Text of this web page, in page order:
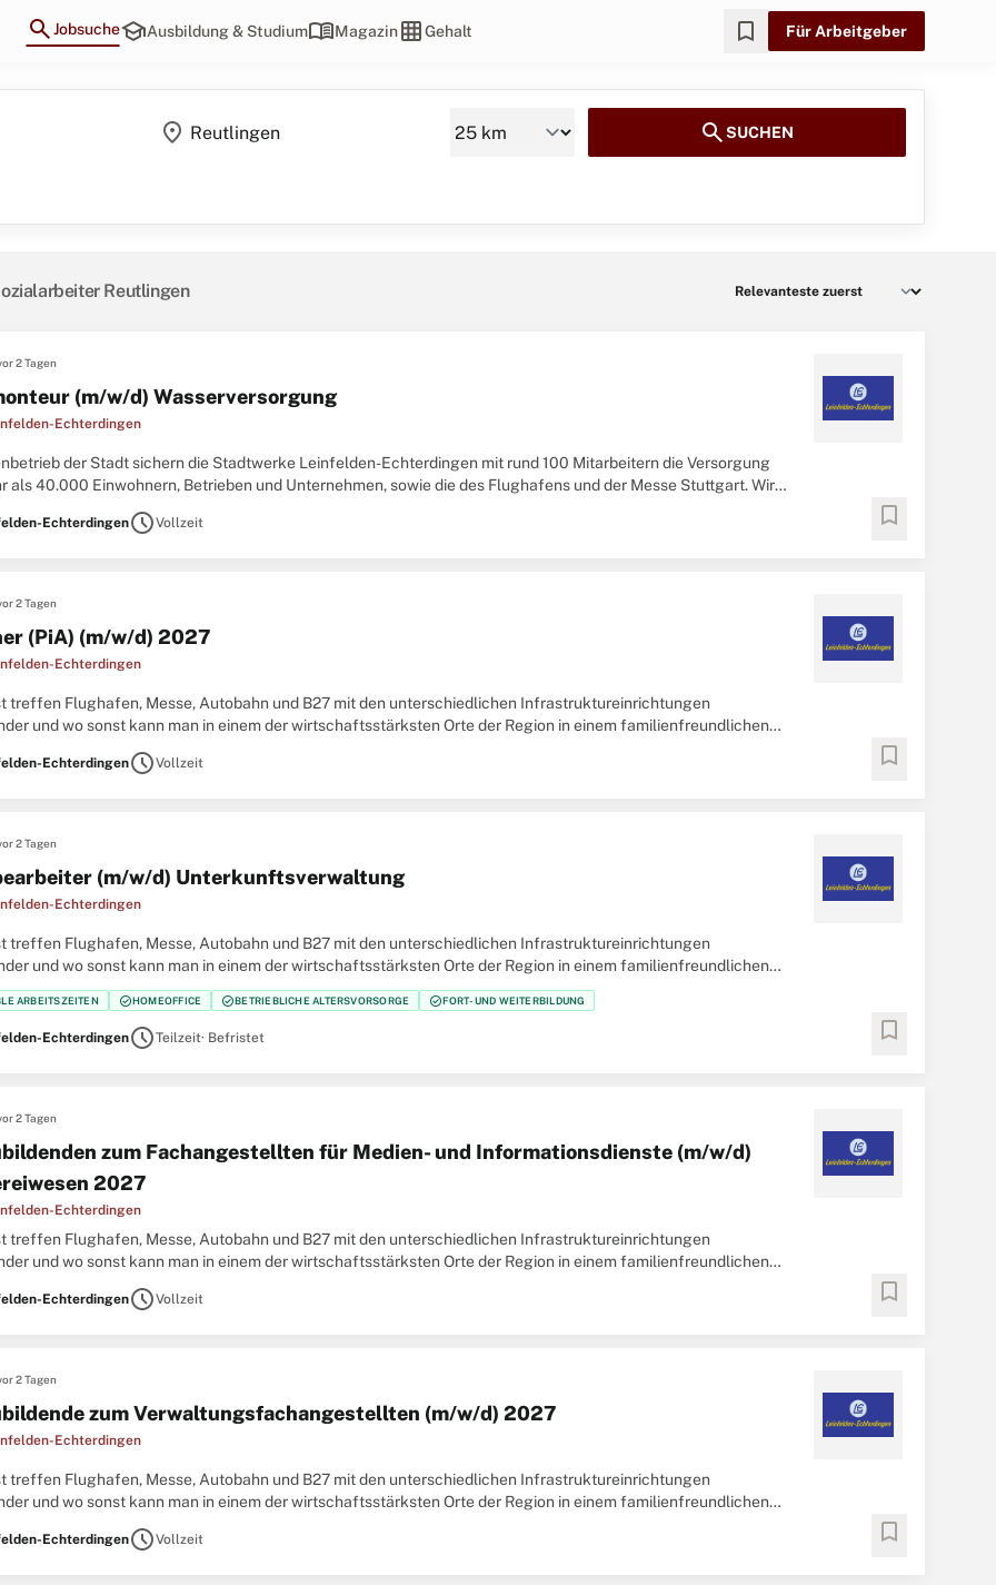
searchJobsucheschoolAusbildung & Studiummenu_bookMagazingrid_onGehalt bookmark Für Arbeitgeber
location_on searchSUCHEN
Reutlingen
2 Tagen
(m/w/d) Wasserversorgung
Echterdingen
der Stadt sichern die Stadtwerke Leinfelden-Echterdingen mit rund 100 Mitarbeitern die Versorgung
als 40.000 Einwohnern, Betrieben und Unternehmen, sowie die des Flughafens und der Messe Stuttgart. Wir
EchterdingenscheduleVollzeit bookmark
2 Tagen
(PiA) (m/w/d) 2027
Echterdingen
treffen Flughafen, Messe, Autobahn und B27 mit den unterschiedlichen Infrastruktureinrichtungen
und wo sonst kann man in einem der wirtschaftsstärksten Orte der Region in einem familienfreundlichen
EchterdingenscheduleVollzeit bookmark
2 Tagen
(m/w/d) Unterkunftsverwaltung
Echterdingen
treffen Flughafen, Messe, Autobahn und B27 mit den unterschiedlichen Infrastruktureinrichtungen
und wo sonst kann man in einem der wirtschaftsstärksten Orte der Region in einem familienfreundlichen
Team arbeiten? Die Stadt LE bietet Ihnen mit sowohl
ARBEITSZEITEN check_circleHOMEOFFICE check_circleBETRIEBLICHE ALTERSVORSORGE check_circleFORT- UND WEITERBILDUNG
EchterdingenscheduleTeilzeit· Befristet bookmark
2 Tagen
zum Fachangestellten für Medien- und Informationsdienste (m/w/d)
2027
Echterdingen
treffen Flughafen, Messe, Autobahn und B27 mit den unterschiedlichen Infrastruktureinrichtungen
und wo sonst kann man in einem der wirtschaftsstärksten Orte der Region in einem familienfreundlichen
EchterdingenscheduleVollzeit bookmark
2 Tagen
zum Verwaltungsfachangestellten (m/w/d) 2027
Echterdingen
treffen Flughafen, Messe, Autobahn und B27 mit den unterschiedlichen Infrastruktureinrichtungen
und wo sonst kann man in einem der wirtschaftsstärksten Orte der Region in einem familienfreundlichen
EchterdingenscheduleVollzeit bookmark